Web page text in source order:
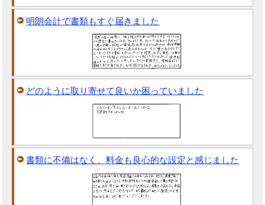
明朗会計で書類もすぐ届きました
どのように取り寄せて良いか困っていました
書類に不備はなく、料金も良心的な設定と感じました